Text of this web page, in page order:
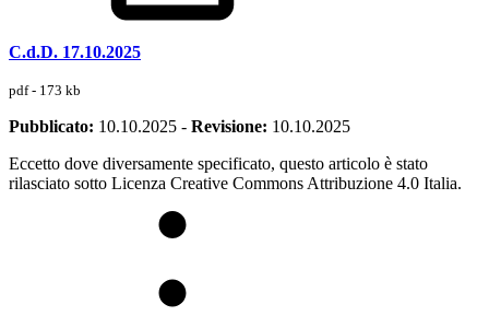
C.d.D. 17.10.2025
pdf - 173 kb
Pubblicato: 10.10.2025 - Revisione: 10.10.2025
Eccetto dove diversamente specificato, questo articolo è stato
rilasciato sotto Licenza Creative Commons Attribuzione 4.0 Italia.